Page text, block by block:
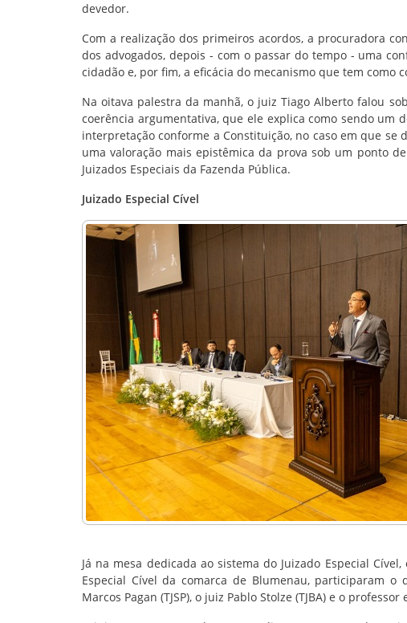
devedor.
Com a realização dos primeiros acordos, a procuradora
dos advogados, depois - com o passar do tempo - uma
cidadão e, por fim, a eficácia do mecanismo que tem como
Na oitava palestra da manhã, o juiz Tiago Alberto falou
coerência argumentativa, que ele explica como sendo um
interpretação conforme a Constituição, no caso em que
uma valoração mais epistêmica da prova sob um ponto
Juizados Especiais da Fazenda Pública.
Juizado Especial Cível
Já na mesa dedicada ao sistema do Juizado Especial
Especial Cível da comarca de Blumenau, participaram o
Marcos Pagan (TJSP), o juiz Pablo Stolze (TJBA) e o